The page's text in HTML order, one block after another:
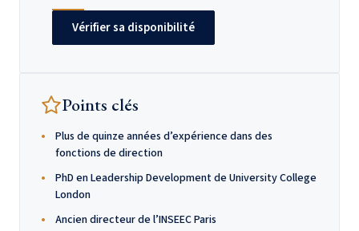
Vérifier sa disponibilité
Points clés
Plus de quinze années d’expérience dans des
fonctions de direction
PhD en Leadership Development de University College
London
Ancien directeur de l’INSEEC Paris